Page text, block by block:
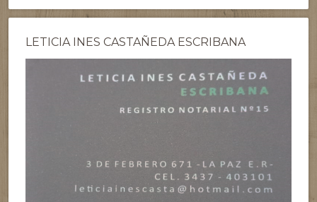
LETICIA INES CASTAÑEDA ESCRIBANA